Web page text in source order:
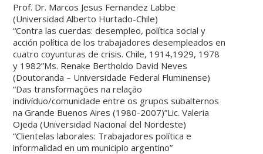
Prof. Dr. Marcos Jesus Fernandez Labbe
(Universidad Alberto Hurtado-Chile)
“Contra las cuerdas: desempleo, política social y
acción política de los trabajadores desempleados en
cuatro coyunturas de crisis. Chile, 1914,1929, 1978
y 1982”Ms. Renake Bertholdo David Neves
(Doutoranda – Universidade Federal Fluminense)
“Das transformações na relação
indivíduo/comunidade entre os grupos subalternos
na Grande Buenos Aires (1980-2007)”Lic. Valeria
Ojeda (Universidad Nacional del Nordeste)
“Clientelas laborales: Trabajadores política e
informalidad en um municipio argentino”